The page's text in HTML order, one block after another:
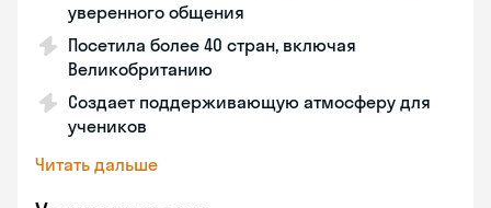
уверенного общения
Посетила более 40 стран, включая
Великобританию
Создает поддерживающую атмосферу для
учеников
Читать дальше